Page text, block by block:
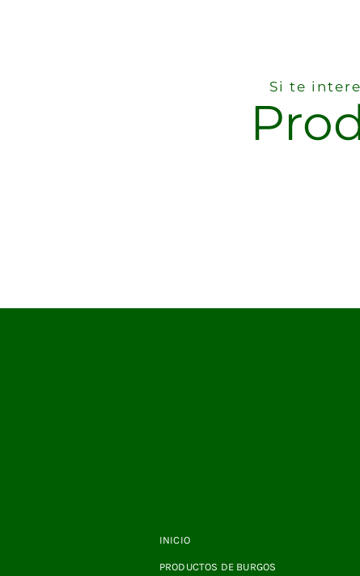
Si te
INICIO
PRODUCTOS DE BURGOS